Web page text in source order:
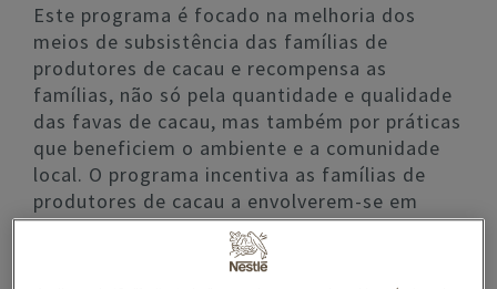
Este programa é focado na melhoria dos
meios de subsistência das famílias de
produtores de cacau e recompensa as
famílias, não só pela quantidade e qualidade
das favas de cacau, mas também por práticas
que beneficiem o ambiente e a comunidade
local. O programa incentiva as famílias de
produtores de cacau a envolverem-se em
práticas positivas dentro de quatro áreas:
Escolarização Infantil, Boas Práticas
Agrícolas, Atividades Agroflorestais e